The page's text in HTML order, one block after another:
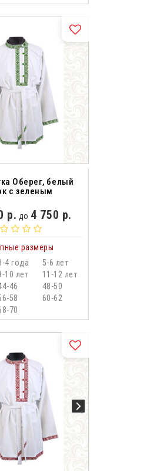
Оберег, белый
с зеленым
р. до 4 750 р.
размеры
4 года
5-6 лет
10 лет
11-12 лет
46
48-50
58
60-62
70